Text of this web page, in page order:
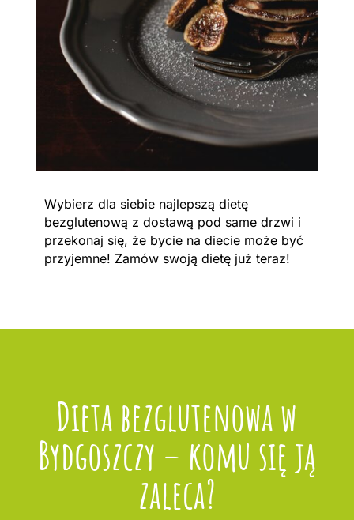
Wybierz dla siebie najlepszą dietę
bezglutenową z dostawą pod same drzwi i
przekonaj się, że bycie na diecie może być
przyjemne! Zamów swoją dietę już teraz!
Dieta bezglutenowa w
Bydgoszczy – komu się ją
zaleca?